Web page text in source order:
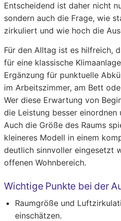
Entscheidend ist daher nicht
sondern auch die Frage, wie
zirkuliert und wie hoch die
Für den Alltag ist es hilfreich,
für eine klassische
Ergänzung für punktuelle
im Arbeitszimmer, am Bett
Wer diese Erwartung von
die Leistung besser einordnen
Auch die Größe des Raums
kleineres Modell in einem
deutlich sinnvoller eingesetzt
offenen Wohnbereich.
Wichtige Punkte bei der
Raumgröße und
einschätzen.